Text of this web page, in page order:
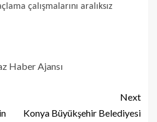
çalışmalarını aralıksız
Haber Ajansı
Next
Konya Büyükşehir Belediyesi